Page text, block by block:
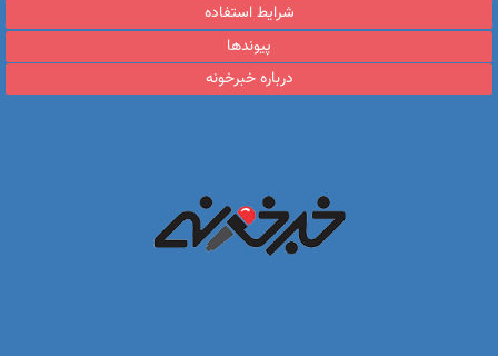
شرایط استفاده
پیوندها
درباره خبرخونه